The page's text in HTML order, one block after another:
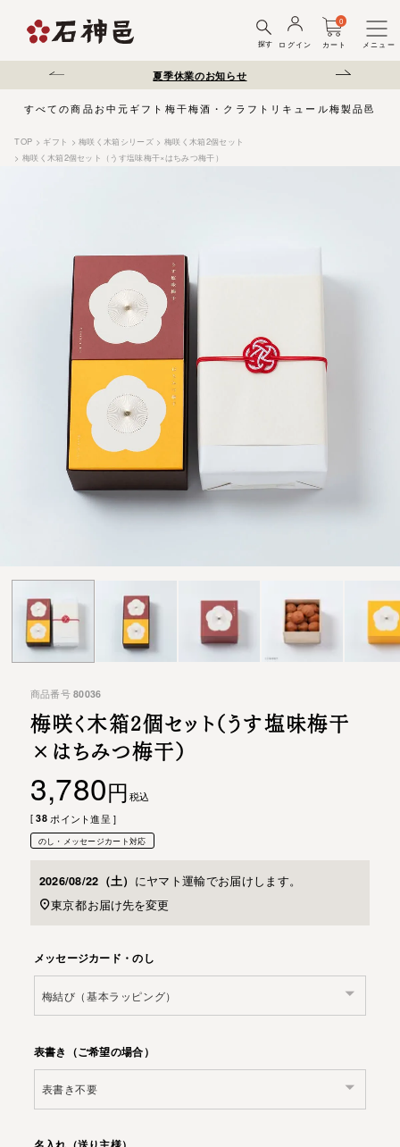
探す ログイン カート
0
メニュー
延について 夏季休業のお知らせ 弊社を装った偽
すべての商品 お中元 ギフト 梅干梅酒・クラフトリキュール梅製品邑じ
TOP ギフト 梅咲く木箱シリーズ
梅咲く木箱2個セット
梅咲く木箱2個セット（うす塩味梅干×はちみつ梅干）
商品番号 80036
梅咲く木箱2個セット （うす塩味梅干
×はちみつ梅干）
3,780
税込
[ 38 ポイント進呈 ]
のし・メッセージカート対応
2026/08/22（土） にヤマト運輸でお届けします。
東京都お届け先を変更
メッセージカード・のし
表書き（ご希望の場合）